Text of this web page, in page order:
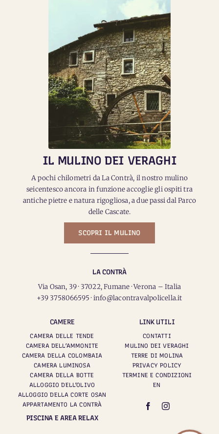
IL MULINO DEI VERAGHI
A pochi chilometri da La Contrà, il nostro mulino
seicentesco ancora in funzione accoglie gli ospiti tra
antiche pietre e natura rigogliosa, a due passi dal Parco
delle Cascate.
SCOPRI IL MULINO
LA CONTRÀ
Via Osan, 39 · 37022, Fumane · Verona – Italia
+39 3758066595 · info@lacontravalpolicella.it
CAMERE
CAMERA DELLE TENDE
CAMERA DELL’AMMONITE
CAMERA DELLA COLOMBAIA
CAMERA LUMINOSA
CAMERA DELLA BOTTE
ALLOGGIO DELL’OLIVO
ALLOGGIO DELLA CORTE OSAN
APPARTAMENTO LA CONTRÀ
PISCINA E AREA RELAX
LINK UTILI
CONTATTI
MULINO DEI VERAGHI
TERRE DI MOLINA
PRIVACY POLICY
TERMINE E CONDIZIONI
EN